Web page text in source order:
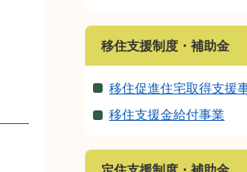
移住支援制度・補助金
移住促進住宅取得支援
移住支援金給付事業